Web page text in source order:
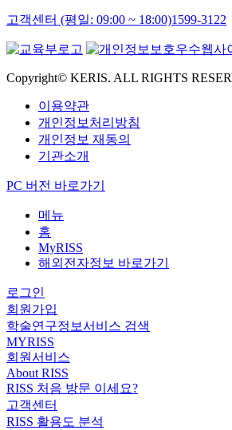
고객센터 (평일: 09:00 ~ 18:00)1599-3122
Copyright© KERIS. ALL RIGHTS
이용약관
개인정보처리방침
개인정보 재동의
기관소개
PC 버전 바로가기
메뉴
홈
MyRISS
해외전자정보 바로가기
로그인
회원가입
학술연구정보서비스 검색
MYRISS
회원서비스
About RISS
RISS 처음 방문 이세요?
고객센터
RISS 활용도 분석